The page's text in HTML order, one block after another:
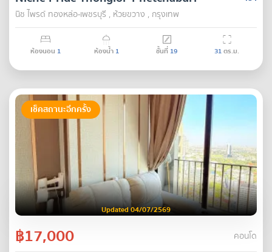
นิช ไพรด์ ทองหล่อ-เพชรบุรี , ห้วยขวาง , กรุงเทพ
ห้องนอน 1 ห้องน้ำ 1 ชั้นที่ 19 31ตร.ม.
เช็คสถานะอีกครั้ง
Updated 04/07/2569
฿17,000 คอนโด